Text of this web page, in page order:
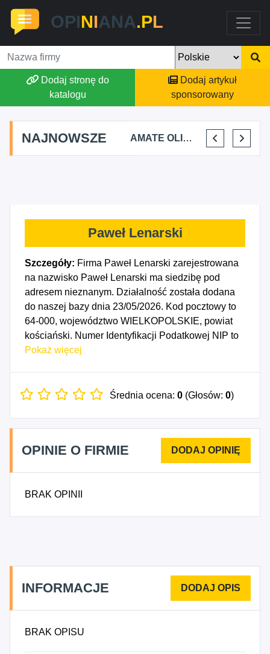
OPINIANA.PL
Dodaj stronę do
katalogu
Dodaj artykuł
sponsorowany
NAJNOWSZE
ALEKSANDRA BAKA AMATE OLIWIA KIRKIEWICZ KAJU BUS JUSTYNA JASTRZĘBSKA
Paweł Lenarski
Szczegóły: Firma Paweł Lenarski zarejestrowana
na nazwisko Paweł Lenarski ma siedzibę pod
adresem nieznanym. Działalność została dodana
do naszej bazy dnia 23/05/2026. Kod pocztowy to
64-000, województwo WIELKOPOLSKIE, powiat
kościański. Numer Identyfikacji Podatkowej NIP to
6981873770, a numer identyfikacyjny REGON dla
na dzień 20/05/2026. Wybrane kody PKD to: 8122B
Pokaż więcej
Średnia ocena: 0 (Głosów: 0)
OPINIE O FIRMIE
BRAK OPINII
INFORMACJE
BRAK OPISU